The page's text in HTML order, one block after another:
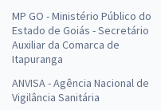
MP GO - Ministério Público do
Estado de Goiás - Secretário
Auxiliar da Comarca de
Itapuranga
ANVISA - Agência Nacional de
Vigilância Sanitária